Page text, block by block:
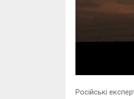
Російські